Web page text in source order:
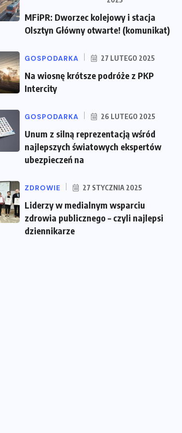
MFiPR: Dworzec kolejowy i stacja
Olsztyn Główny otwarte! (komunikat)
GOSPODARKA 27 LUTEGO 2025
Na wiosnę krótsze podróże z PKP
Intercity
GOSPODARKA 26 LUTEGO 2025
Unum z silną reprezentacją wśród
najlepszych światowych ekspertów
ubezpieczeń na
ZDROWIE 27 STYCZNIA 2025
Liderzy w medialnym wsparciu
zdrowia publicznego – czyli najlepsi
dziennikarze